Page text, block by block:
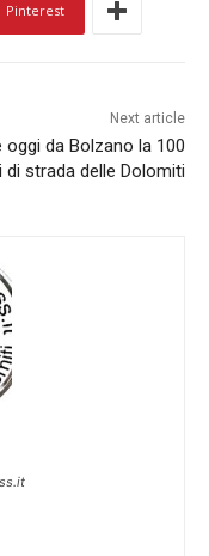
Pinterest
Next article
oggi da Bolzano la 100
di strada delle Dolomiti